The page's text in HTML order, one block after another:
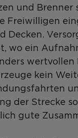
und Brenner
Freiwilligen
Decken.
wo ein
kein
der Strecke
gute